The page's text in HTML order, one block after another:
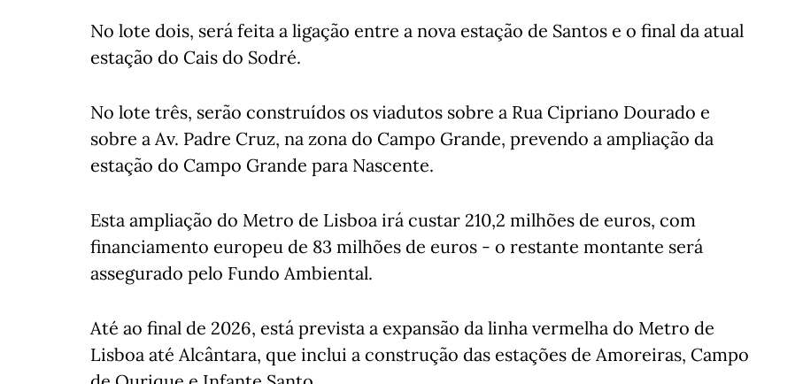
No lote dois, será feita a ligação entre a nova estação de Santos e o final da atual
estação do Cais do Sodré.
No lote três, serão construídos os viadutos sobre a Rua Cipriano Dourado e
sobre a Av. Padre Cruz, na zona do Campo Grande, prevendo a ampliação da
estação do Campo Grande para Nascente.
Esta ampliação do Metro de Lisboa irá custar 210,2 milhões de euros, com
financiamento europeu de 83 milhões de euros - o restante montante será
assegurado pelo Fundo Ambiental.
Até ao final de 2026, está prevista a expansão da linha vermelha do Metro de
Lisboa até Alcântara, que inclui a construção das estações de Amoreiras, Campo